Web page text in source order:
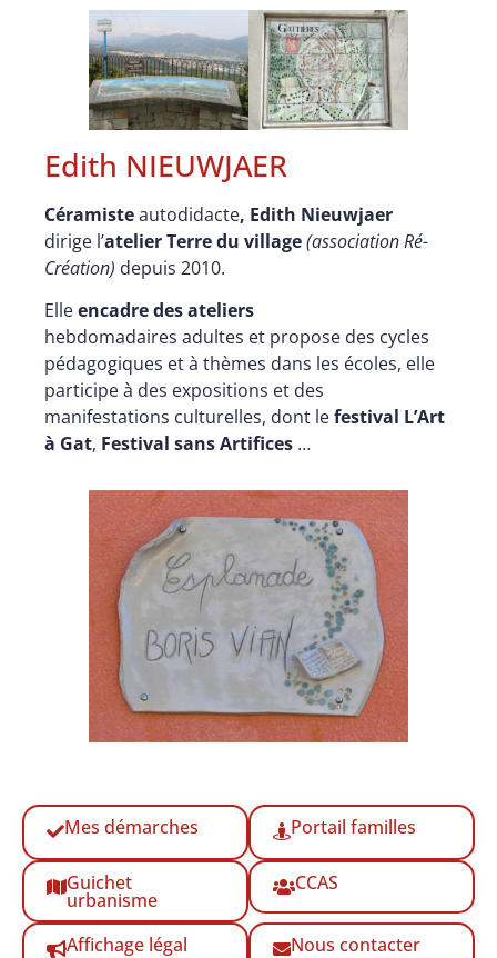
Edith NIEUWJAER
Céramisteautodidacte, Edith Nieuwjaer
dirige l’atelier Terre du village(association Ré-
Création) depuis 2010.
Elleencadre des ateliers
hebdomadaires adultes et propose des cycles
pédagogiques et à thèmes dans les écoles, elle
participe à des expositions et des
manifestations culturelles, dont lefestival L’Art
à Gat, Festival sans Artifices …
Mes démarches Portail familles
Guichet
urbanisme
CCAS
Affichage légal Nous contacter